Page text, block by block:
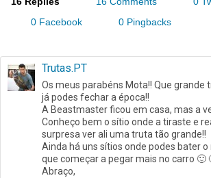
0 Facebook
0 Pingbacks
Trutas.PT
Os meus parabéns Mota!! Que grande
já podes fechar a época!!
A Beastmaster ficou em casa, mas a
Conheço bem o sítio onde a tiraste e
surpresa ver ali uma truta tão grande!!
Ainda há uns sítios onde podes bater
que começar a pegar mais no carro 🙂
Abraço,